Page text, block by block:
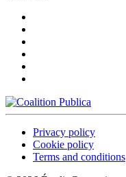
Privacy policy
Cookie policy
Terms and conditions